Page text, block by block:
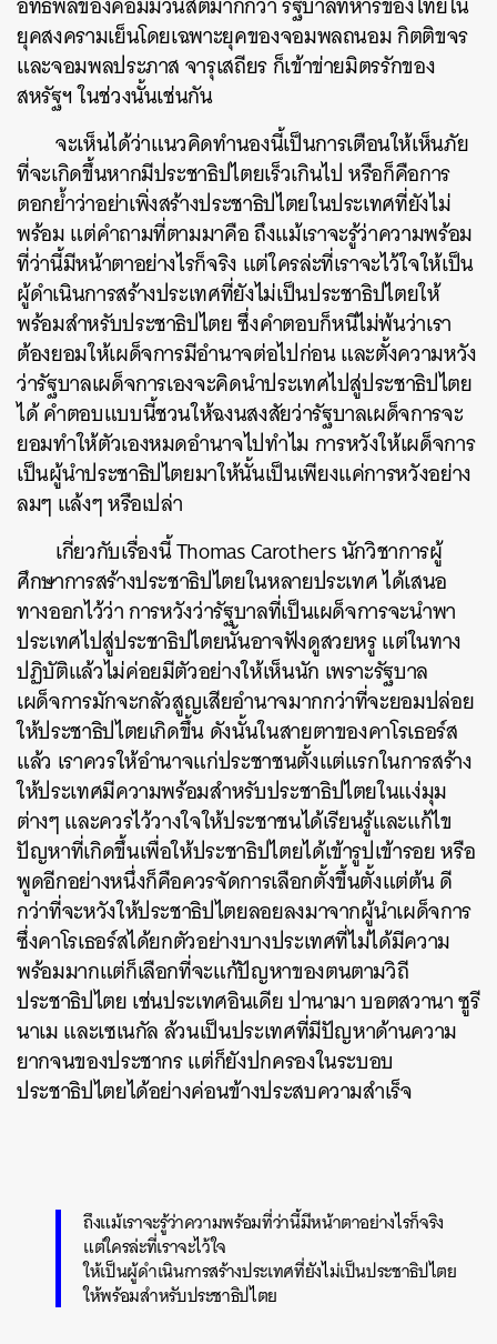
ยุคสงครามเย็นโดยเฉพาะยุคของจอมพลถนอม กิตติขจร
และจอมพลประภาส จารุเสถียร ก็เข้าข่ายมิตรรักของ
สหรัฐฯ ในช่วงนั้นเช่นกัน
จะเห็นได้ว่าแนวคิดทำนองนี้เป็นการเตือนให้เห็นภัย
ที่จะเกิดขึ้นหากมีประชาธิปไตยเร็วเกินไป หรือก็คือการ
ตอกย้ำว่าอย่าเพิ่งสร้างประชาธิปไตยในประเทศที่ยังไม่
พร้อม แต่คำถามที่ตามมาคือ ถึงแม้เราจะรู้ว่าความพร้อม
ที่ว่านี้มีหน้าตาอย่างไรก็จริง แต่ใครล่ะที่เราจะไว้ใจให้เป็น
ผู้ดำเนินการสร้างประเทศที่ยังไม่เป็นประชาธิปไตยให้
พร้อมสำหรับประชาธิปไตย ซึ่งคำตอบก็หนีไม่พ้นว่าเรา
ต้องยอมให้เผด็จการมีอำนาจต่อไปก่อน และตั้งความหวัง
ว่ารัฐบาลเผด็จการเองจะคิดนำประเทศไปสู่ประชาธิปไตย
ได้ คำตอบแบบนี้ชวนให้ฉงนสงสัยว่ารัฐบาลเผด็จการจะ
ยอมทำให้ตัวเองหมดอำนาจไปทำไม การหวังให้เผด็จการ
เป็นผู้นำประชาธิปไตยมาให้นั้นเป็นเพียงแค่การหวังอย่าง
ลมๆ แล้งๆ หรือเปล่า
เกี่ยวกับเรื่องนี้ Thomas Carothers นักวิชาการผู้
ศึกษาการสร้างประชาธิปไตยในหลายประเทศ ได้เสนอ
ทางออกไว้ว่า การหวังว่ารัฐบาลที่เป็นเผด็จการจะนำพา
ประเทศไปสู่ประชาธิปไตยนั้นอาจฟังดูสวยหรู แต่ในทาง
ปฏิบัติแล้วไม่ค่อยมีตัวอย่างให้เห็นนัก เพราะรัฐบาล
เผด็จการมักจะกลัวสูญเสียอำนาจมากกว่าที่จะยอมปล่อย
ให้ประชาธิปไตยเกิดขึ้น ดังนั้นในสายตาของคาโรเธอร์ส
แล้ว เราควรให้อำนาจแก่ประชาชนตั้งแต่แรกในการสร้าง
ให้ประเทศมีความพร้อมสำหรับประชาธิปไตยในแง่มุม
ต่างๆ และควรไว้วางใจให้ประชาชนได้เรียนรู้และแก้ไข
ปัญหาที่เกิดขึ้นเพื่อให้ประชาธิปไตยได้เข้ารูปเข้ารอย หรือ
พูดอีกอย่างหนึ่งก็คือควรจัดการเลือกตั้งขึ้นตั้งแต่ต้น ดี
กว่าที่จะหวังให้ประชาธิปไตยลอยลงมาจากผู้นำเผด็จการ
ซึ่งคาโรเธอร์สได้ยกตัวอย่างบางประเทศที่ไม่ได้มีความ
พร้อมมากแต่ก็เลือกที่จะแก้ปัญหาของตนตามวิถี
ประชาธิปไตย เช่นประเทศอินเดีย ปานามา บอตสวานา ซูรี
นาเม และเซเนกัล ล้วนเป็นประเทศที่มีปัญหาด้านความ
ยากจนของประชากร แต่ก็ยังปกครองในระบอบ
ประชาธิปไตยได้อย่างค่อนข้างประสบความสำเร็จ
ถึงแม้เราจะรู้ว่าความพร้อมที่ว่านี้มีหน้าตาอย่างไรก็จริง
แต่ใครล่ะที่เราจะไว้ใจ
ให้เป็นผู้ดำเนินการสร้างประเทศที่ยังไม่เป็นประชาธิปไตย
ให้พร้อมสำหรับประชาธิปไตย
ค้นหา
SHARE TWEET